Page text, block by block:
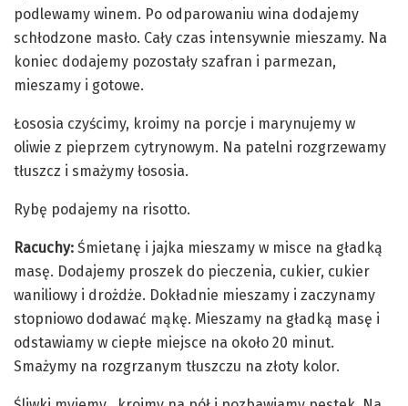
podlewamy winem. Po odparowaniu wina dodajemy
schłodzone masło. Cały czas intensywnie mieszamy. Na
koniec dodajemy pozostały szafran i parmezan,
mieszamy i gotowe.
Łososia czyścimy, kroimy na porcje i marynujemy w
oliwie z pieprzem cytrynowym. Na patelni rozgrzewamy
tłuszcz i smażymy łososia.
Rybę podajemy na risotto.
Racuchy: Śmietanę i jajka mieszamy w misce na gładką
masę. Dodajemy proszek do pieczenia, cukier, cukier
waniliowy i drożdże. Dokładnie mieszamy i zaczynamy
stopniowo dodawać mąkę. Mieszamy na gładką masę i
odstawiamy w ciepłe miejsce na około 20 minut.
Smażymy na rozgrzanym tłuszczu na złoty kolor.